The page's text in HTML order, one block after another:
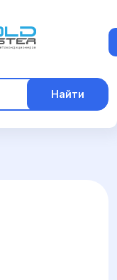
Найти